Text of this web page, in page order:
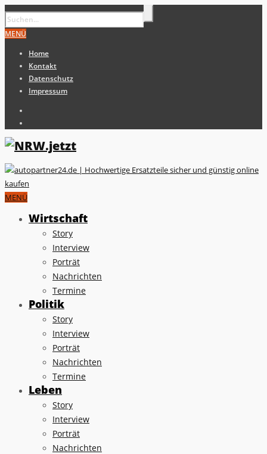
MENÜ
Home
Kontakt
Datenschutz
Impressum
MENÜ
Wirtschaft
Story
Interview
Porträt
Nachrichten
Termine
Politik
Story
Interview
Porträt
Nachrichten
Termine
Leben
Story
Interview
Porträt
Nachrichten